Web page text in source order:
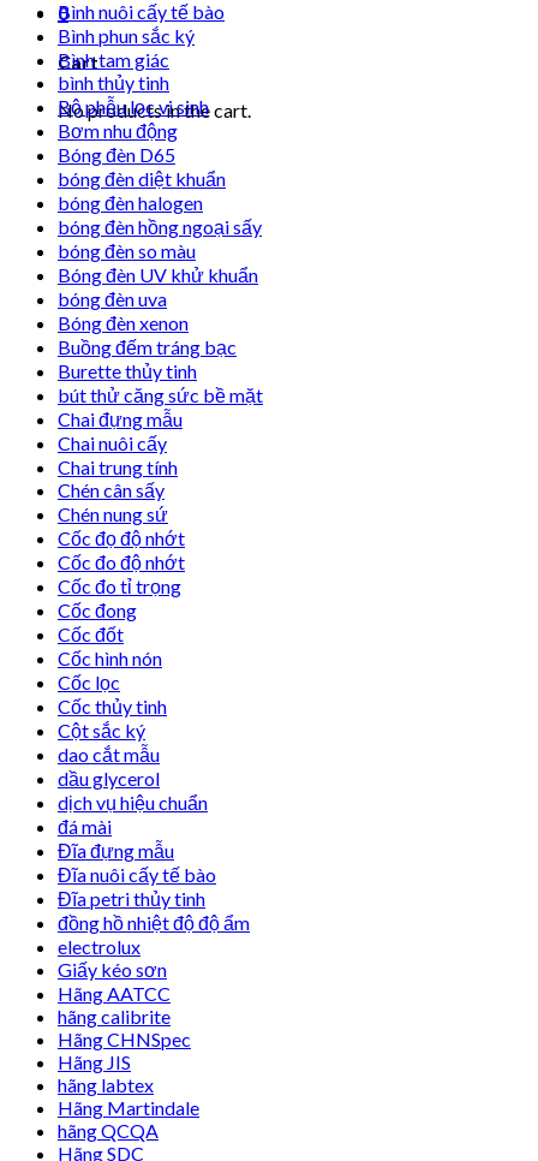
0
Cart
No products in the cart.
Bình nuôi cấy tế bào
Bình phun sắc ký
Bình tam giác
bình thủy tinh
Bộ phễu lọc vi sinh
Bơm nhu động
Bóng đèn D65
bóng đèn diệt khuẩn
bóng đèn halogen
bóng đèn hồng ngoại sấy
bóng đèn so màu
Bóng đèn UV khử khuẩn
bóng đèn uva
Bóng đèn xenon
Buồng đếm tráng bạc
Burette thủy tinh
bút thử căng sức bề mặt
Chai đựng mẫu
Chai nuôi cấy
Chai trung tính
Chén cân sấy
Chén nung sứ
Cốc đọ độ nhớt
Cốc đo độ nhớt
Cốc đo tỉ trọng
Cốc đong
Cốc đốt
Cốc hình nón
Cốc lọc
Cốc thủy tinh
Cột sắc ký
dao cắt mẫu
dầu glycerol
dịch vụ hiệu chuẩn
đá mài
Đĩa đựng mẫu
Đĩa nuôi cấy tế bào
Đĩa petri thủy tinh
đồng hồ nhiệt độ độ ẩm
electrolux
Giấy kéo sơn
Hãng AATCC
hãng calibrite
Hãng CHNSpec
Hãng JIS
hãng labtex
Hãng Martindale
hãng QCQA
Hãng SDC